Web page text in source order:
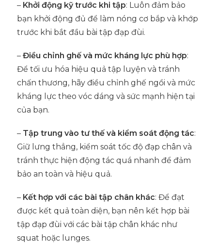
– Khởi động kỹ trước khi tập: Luôn đảm bảo
bạn khởi động đủ để làm nóng cơ bắp và khớp
trước khi bắt đầu bài tập đạp đùi.
– Điều chỉnh ghế và mức kháng lực phù hợp:
Để tối ưu hóa hiệu quả tập luyện và tránh
chấn thương, hãy điều chỉnh ghế ngồi và mức
kháng lực theo vóc dáng và sức mạnh hiện tại
của bạn.
– Tập trung vào tư thế và kiểm soát động tác:
Giữ lưng thẳng, kiểm soát tốc độ đạp chân và
tránh thực hiện động tác quá nhanh để đảm
bảo an toàn và hiệu quả.
– Kết hợp với các bài tập chân khác: Để đạt
được kết quả toàn diện, bạn nên kết hợp bài
tập đạp đùi với các bài tập chân khác như
squat hoặc lunges.